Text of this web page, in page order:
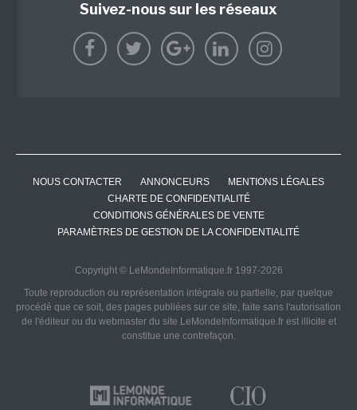
Suivez-nous sur les réseaux
NOUS CONTACTER ANNONCEURS
MENTIONS LÉGALES
CHARTE DE CONFIDENTIALITÉ
CONDITIONS GÉNÉRALES DE VENTE
PARAMÈTRES DE GESTION DE LA CONFIDENTIALITÉ
Copyright © LeMondeInformatique.fr 1997-2026
Toute reproduction ou représentation intégrale ou partielle, par quelque
procédé que ce soit, des pages publiées sur ce site, faite sans l'autorisation
de l'éditeur ou du webmaster du site LeMondeInformatique.fr est illicite et
constitue une contrefaçon.